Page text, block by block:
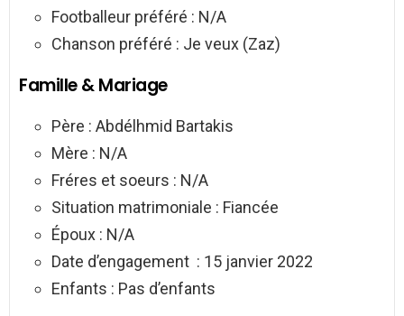
Footballeur préféré : N/A
Chanson préféré : Je veux (Zaz)
Famille & Mariage
Père : Abdélhmid Bartakis
Mère : N/A
Fréres et soeurs : N/A
Situation matrimoniale : Fiancée
Époux : N/A
Date d’engagement : 15 janvier 2022
Enfants : Pas d’enfants